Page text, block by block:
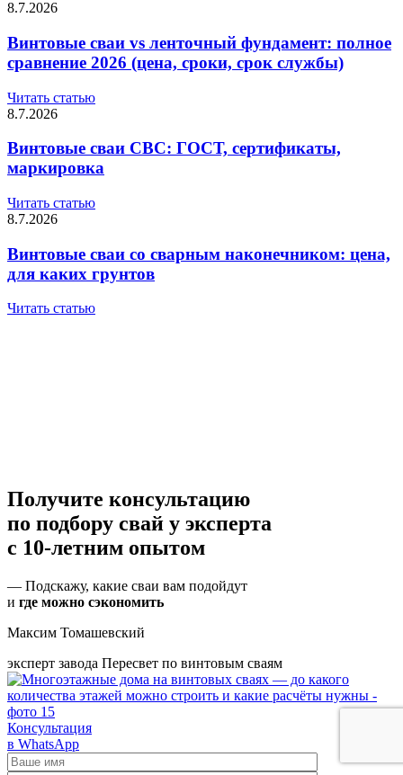
8.7.2026
Винтовые сваи vs ленточный фундамент: полное
сравнение 2026 (цена, сроки, срок службы)
Читать статью
8.7.2026
Винтовые сваи СВС: ГОСТ, сертификаты,
маркировка
Читать статью
8.7.2026
Винтовые сваи со сварным наконечником: цена,
для каких грунтов
Читать статью
Получите консультацию
по подбору свай у эксперта
с 10-летним опытом
— Подскажу, какие сваи вам подойдут
и где можно сэкономить
Максим Томашевский
эксперт завода Пересвет по винтовым сваям
Консультация
в WhatsApp